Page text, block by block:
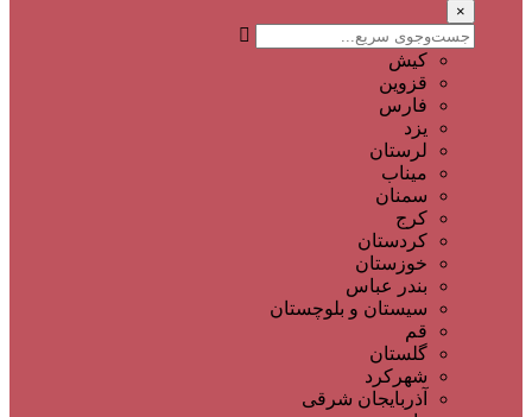
×
کیش
قزوین
فارس
یزد
لرستان
میناب
سمنان
کرج
کردستان
خوزستان
بندر عباس
سیستان و بلوچستان
قم
گلستان
شهرکرد
آذربایجان شرقی